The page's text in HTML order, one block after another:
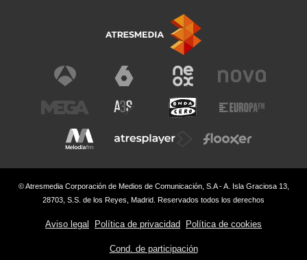
© Atresmedia Corporación de Medios de Comunicación, S.A - A. Isla Graciosa 13,
28703, S.S. de los Reyes, Madrid. Reservados todos los derechos
Aviso legal Política de privacidad Política de cookies
Cond. de participación